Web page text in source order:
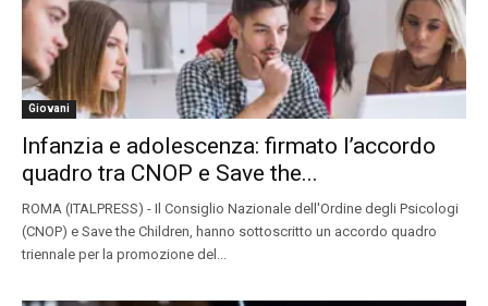
Giovani
Infanzia e adolescenza: firmato l’accordo
quadro tra CNOP e Save the...
ROMA (ITALPRESS) - Il Consiglio Nazionale dell'Ordine degli Psicologi
(CNOP) e Save the Children, hanno sottoscritto un accordo quadro
triennale per la promozione del...